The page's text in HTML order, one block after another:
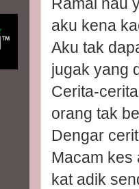
aku kena
Aku tak
jugak yang
Cerita-
orang tak
Dengar
Macam kes
kat adik